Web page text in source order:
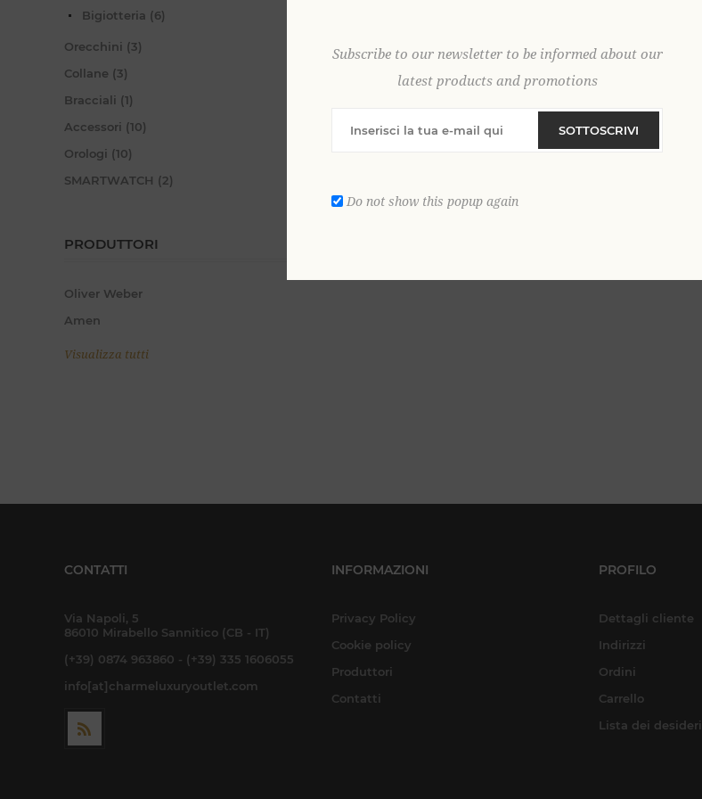
Bigiotteria (6)
Orecchini (3)
Collane (3)
Bracciali (1)
Accessori (10)
Orologi (10)
SMARTWATCH (2)
PRODUTTORI
Oliver Weber
Amen
Visualizza tutti
CONTATTI
Via Napoli, 5
86010 Mirabello Sannitico (CB - IT)
(+39) 0874 963860 - (+39) 335 1606055
info[at]charmeluxuryoutlet.com
INFORMAZIONI
Privacy Policy
Cookie policy
Produttori
Contatti
PROFILO
Dettagli cliente
Indirizzi
Ordini
Carrello
Lista dei desideri
Subscribe to our newsletter to be informed about our
latest products and promotions
SOTTOSCRIVI
Do not show this popup again